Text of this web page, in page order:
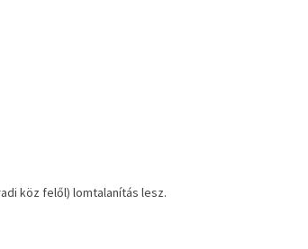
köz felől) lomtalanítás lesz.